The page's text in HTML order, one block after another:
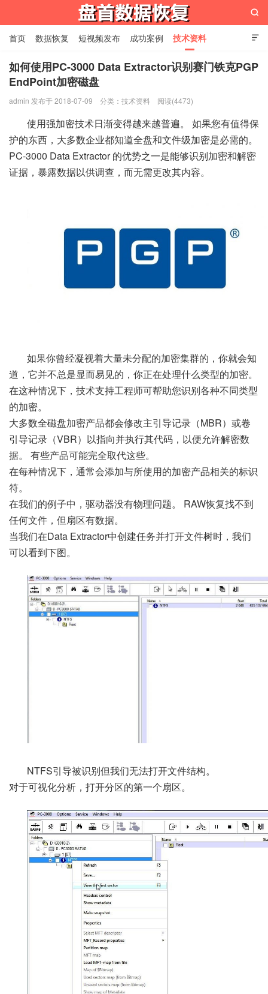
苏州盘首数据恢复

首页 数据恢复 短视频发布 成功案例 技术资料
关于我们 设备展示 常见问题

如何使用PC-3000 Data Extractor识别赛门铁克PGP
EndPoint加密磁盘
admin 发布于 2018-07-09 分类： 技术资料 阅读(4473)
使用强加密技术日渐变得越来越普遍。 如果您有值得保
护的东西，大多数企业都知道全盘和文件级加密是必需的。
PC-3000 Data Extractor 的优势之一是能够识别加密和解密
证据，暴露数据以供调查，而无需更改其内容。
如果你曾经凝视着大量未分配的加密集群的，你就会知
道，它并不总是显而易见的，你正在处理什么类型的加密。
在这种情况下，技术支持工程师可帮助您识别各种不同类型
的加密。
大多数全磁盘加密产品都会修改主引导记录（MBR）或卷
引导记录（VBR）以指向并执行其代码，以便允许解密数
据。 有些产品可能完全取代这些。
在每种情况下，通常会添加与所使用的加密产品相关的标识
符。
在我们的例子中，驱动器没有物理问题。 RAW恢复找不到
任何文件，但扇区有数据。
当我们在Data Extractor中创建任务并打开文件树时，我们
可以看到下图。
NTFS引导被识别但我们无法打开文件结构。
对于可视化分析，打开分区的第一个扇区。